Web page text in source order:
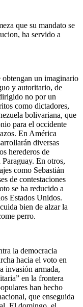
que su mandato se
ha servido a
obtengan un imaginario
y autoritario, de
no por un
como dictadores,
bolivariana, que
para el occidente
En América
diversas
herederos de
En otros,
como Sebastián
de contestaciones
se ha reducido a
Estados Unidos.
bien de alzar la
perro.
la democracia
hacia el voto en
invasión armada,
en la frontera
han hecho
que enseguida